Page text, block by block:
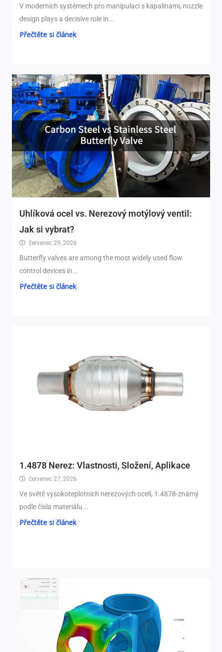
V moderních systémech pro manipulaci s kapalinami, nozzle
design plays a decisive role in...
Přečtěte si článek
Uhlíková ocel vs. Nerezový motýlový ventil:
Jak si vybrat?
červenec 29, 2026
Butterfly valves are among the most widely used flow
control devices in...
Přečtěte si článek
1.4878 Nerez: Vlastnosti, Složení, Aplikace
červenec 27, 2026
Ve světě vysokoteplotních nerezových ocelí, 1.4878-známý
podle čísla materiálu...
Přečtěte si článek